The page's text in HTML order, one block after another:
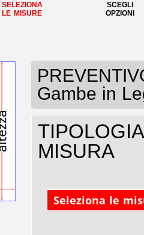
SELEZIONA
LE MISURE
SCEGLI
OPZIONI
Gambe in
MISURA
Seleziona le